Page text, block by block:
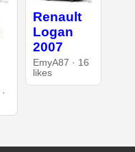
Renault
Logan
2007
EmyA87 · 16
likes